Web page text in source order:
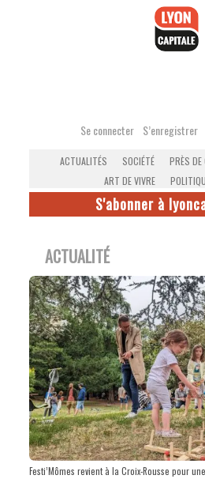
Se connecter S’enregistrer
ACTUALITÉS SOCIÉTÉ PRÈS DE
ART DE VIVRE
S'abonner à
ACTUALITÉ
Festi’Mômes revient à la Croix-Rousse pour